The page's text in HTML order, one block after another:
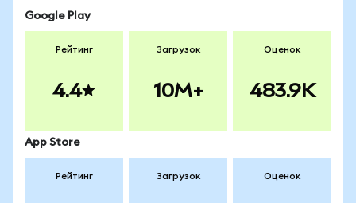
Google Play
Рейтинг
4.4
Загрузок
10M+
Оценок
483.9K
App Store
Рейтинг Загрузок Оценок